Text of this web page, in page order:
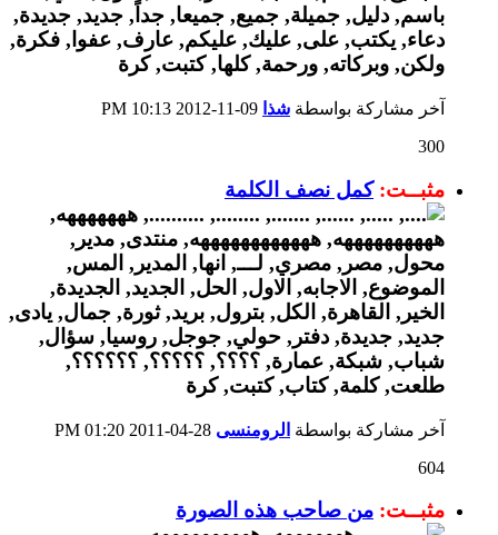
آخر مشاركة بواسطة شذا
10:13 PM
300
مثبــت: كمل نصف الكلمة
آخر مشاركة بواسطة الرومنسى
01:20 PM
604
مثبــت: من صاحب هذه الصورة